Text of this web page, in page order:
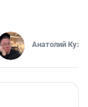
Анатолий